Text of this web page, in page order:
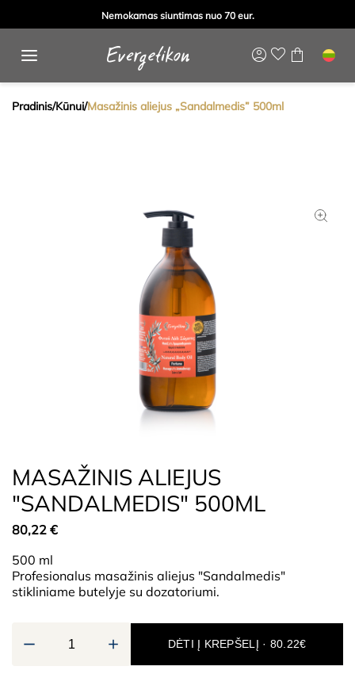
Nemokamas siuntimas nuo 70 eur.
Pradinis/Kūnui/Masažinis aliejus „Sandalmedis” 500ml
MASAŽINIS ALIEJUS
"SANDALMEDIS" 500ML
80,22 €
500 ml
Profesionalus masažinis aliejus "Sandalmedis"
stikliniame butelyje su dozatoriumi.
DĖTI Į KREPŠELĮ · 80.22€